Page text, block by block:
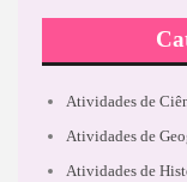
Atividades de
Atividades de
Atividades de